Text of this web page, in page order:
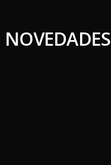
NOVEDADES